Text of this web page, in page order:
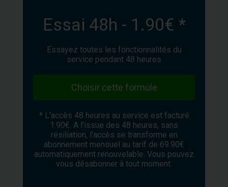
Essai 48h - 1.90€ *
Essayez toutes les fonctionnalités du
service pendant 48 heures
Choisir cette formule
* L'accès 48 heures au service est facturé
1.90€. A l'issue des 48 heures, sans
résiliation, l'accès se transforme en
abonnement mensuel au tarif de 69.90€
automatiquement renouvelable. Vous pouvez
vous désabonner à tout moment.